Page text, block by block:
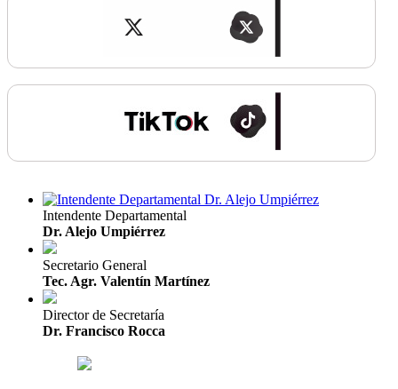
Intendente Departamental
Dr. Alejo Umpiérrez
Secretario General
Tec. Agr. Valentín Martínez
Director de Secretaría
Dr. Francisco Rocca